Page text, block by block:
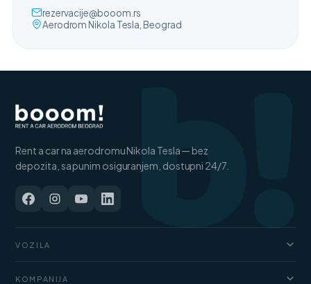
rezervacije@booom.rs
Aerodrom Nikola Tesla, Beogradb!
Rent a car na aerodromu Nikola Tesla — bez
depozita, sa punim osiguranjem, dostupni 24/7.
VOZILA
KOMPANIJA